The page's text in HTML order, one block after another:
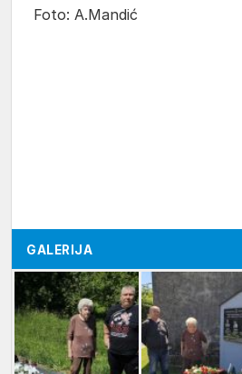
Foto: A.Mandić
GALERIJA